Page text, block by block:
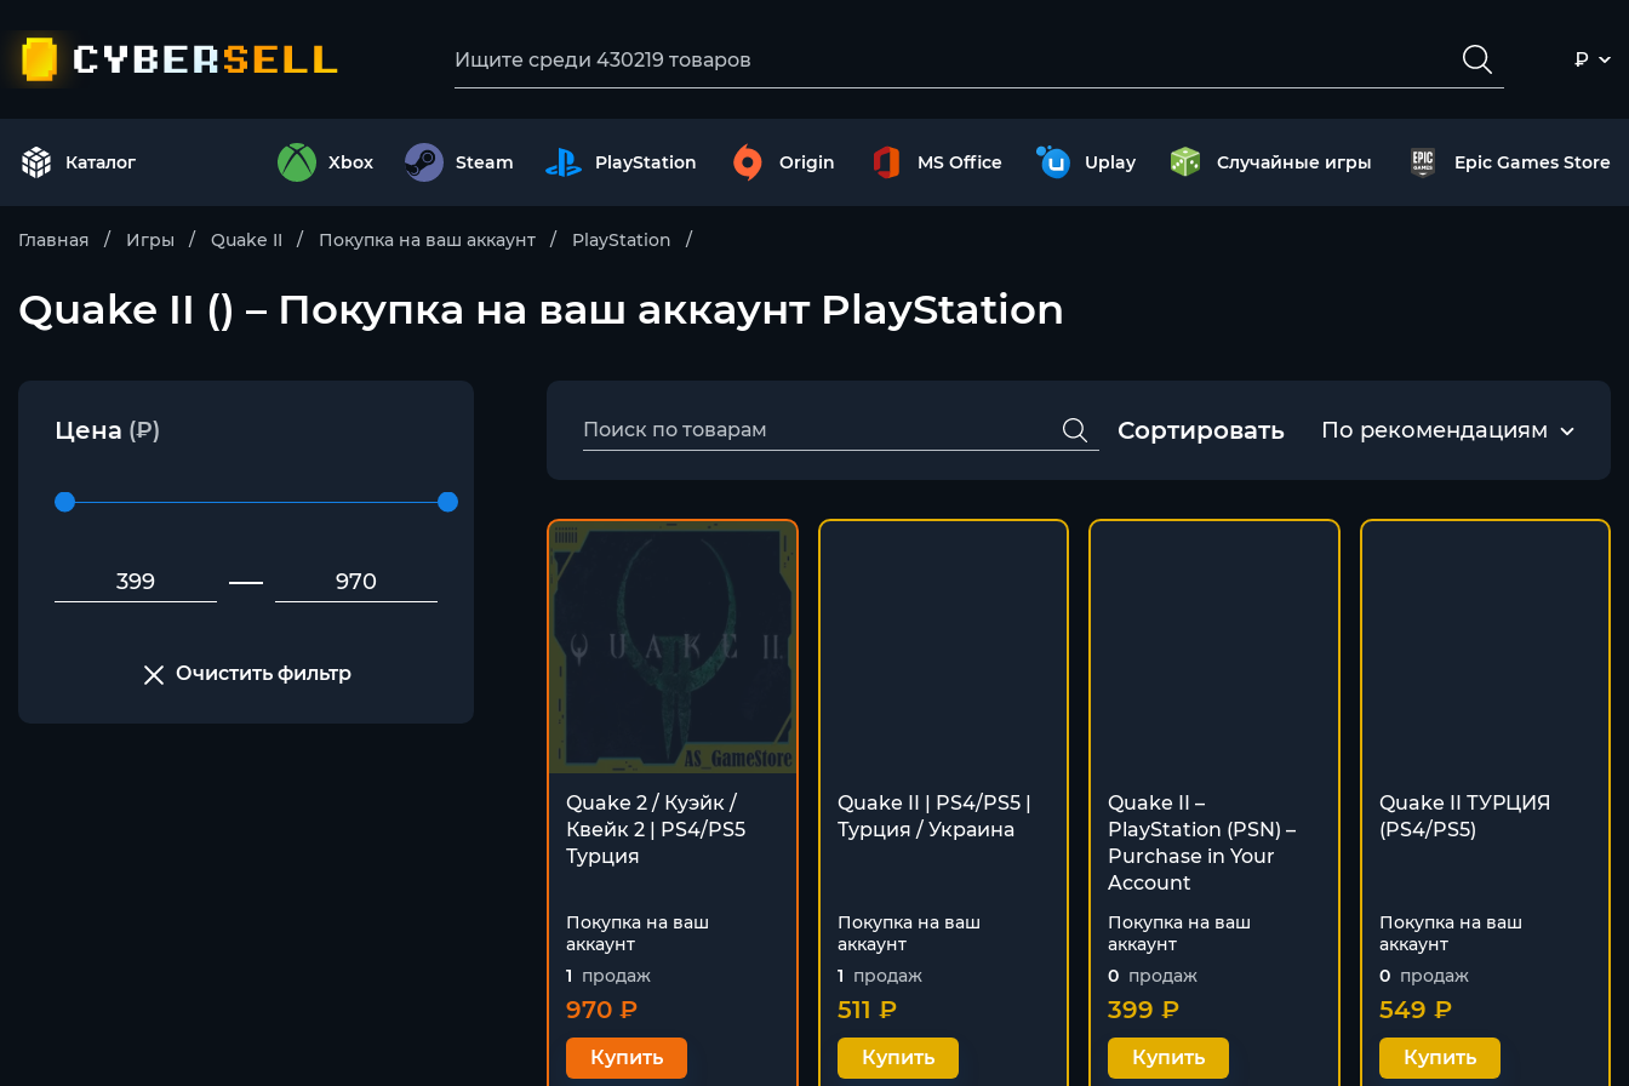
₽
Каталог Xbox Steam PlayStation Origin MS Office Uplay Случайные игры Epic Games Store
Главная Игры Quake II Покупка на ваш аккаунт PlayStation
Quake II () – Покупка на ваш аккаунт PlayStation
Цена (₽)
Очистить фильтр
Сортировать По рекомендациям
Quake 2 / Куэйк /
Квейк 2 | PS4/PS5
Турция
Покупка на ваш
аккаунт
1 продаж
970 ₽
Купить
Quake II | PS4/PS5 |
Турция / Украина
Покупка на ваш
аккаунт
1 продаж
511 ₽
Купить
Quake II –
PlayStation (PSN) –
Purchase in Your
Account
Покупка на ваш
аккаунт
0 продаж
399 ₽
Купить
Quake II ТУРЦИЯ
(PS4/PS5)
Покупка на ваш
аккаунт
0 продаж
549 ₽
Купить